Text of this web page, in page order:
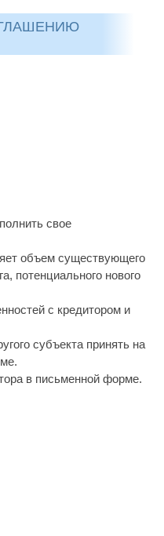
свое
объем существующего
потенциального нового
с кредитором и
субъекта принять на
в письменной форме.